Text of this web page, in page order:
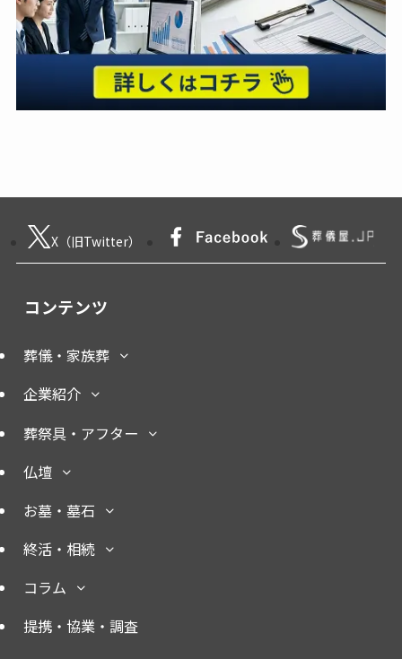
X（旧Twitter）
コンテンツ
葬儀・家族葬
企業紹介
葬祭具・アフター
仏壇
お墓・墓石
終活・相続
コラム
提携・協業・調査